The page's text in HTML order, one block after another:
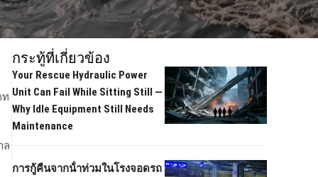
ท
ล
กระทู้ที่เกี่ยวข้อง
Your Rescue Hydraulic Power
Unit Can Fail While Sitting Still —
Why Idle Equipment Still Needs
Maintenance
การกู้คืนจากน้ําท่วมในโรงจอดรถ